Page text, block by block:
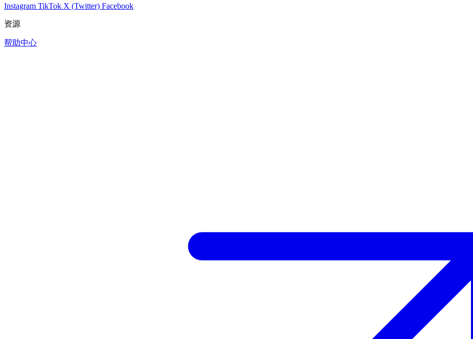
Instagram TikTok X (Twitter) Facebook
资源
帮助中心